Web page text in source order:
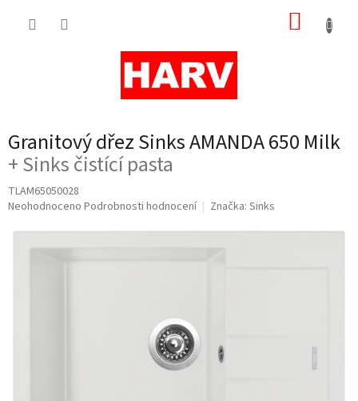
Granitový dřez Sinks AMANDA 650 Milk
+ Sinks čistící pasta
TLAM65050028
Průměrné
produktu
Neohodnoceno Podrobnosti hodnocení Značka: Sinks